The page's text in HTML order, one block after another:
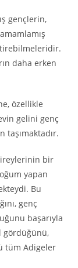
gençlerin,
daha erken
özellikle
gelini genç
taşımaktadır.
bir
yapan
Bu
genç
başarıyla
gördüğünü,
tüm Adigeler